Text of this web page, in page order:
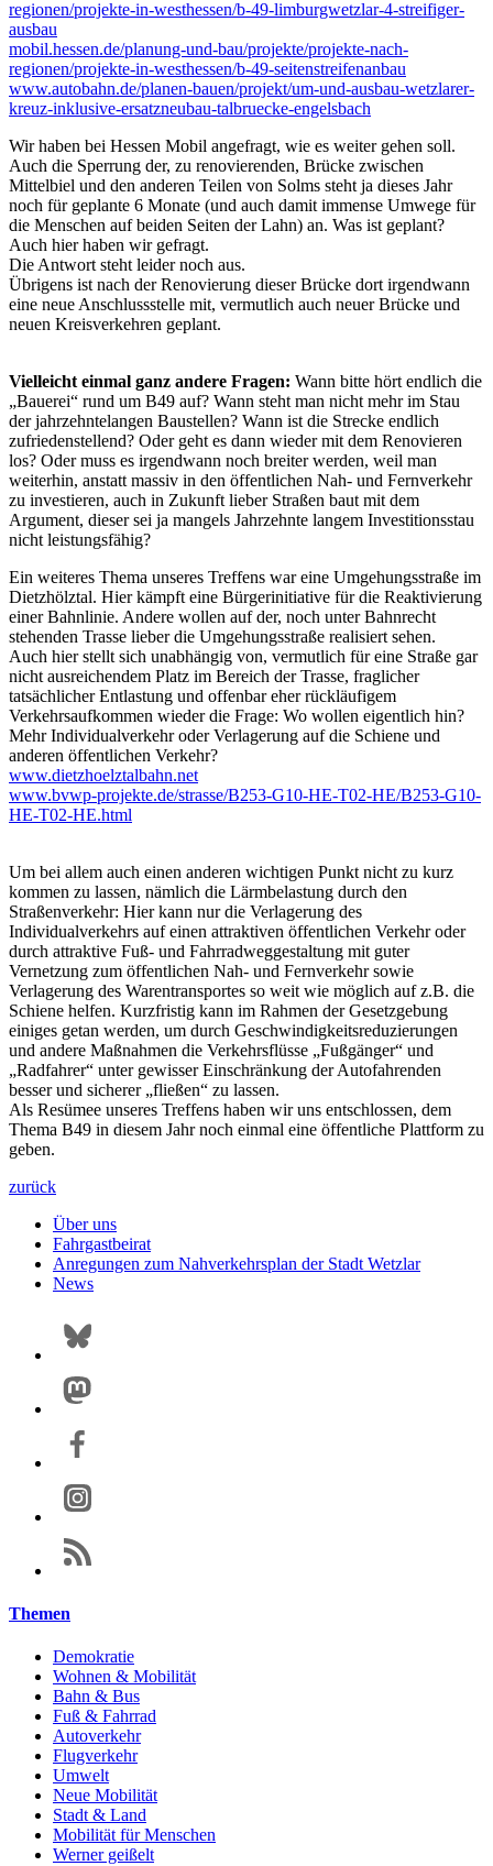
regionen/projekte-in-westhessen/b-49-limburgwetzlar-4-streifiger-
ausbau
mobil.hessen.de/planung-und-bau/projekte/projekte-nach-
regionen/projekte-in-westhessen/b-49-seitenstreifenanbau
www.autobahn.de/planen-bauen/projekt/um-und-ausbau-wetzlarer-
kreuz-inklusive-ersatzneubau-talbruecke-engelsbach
Wir haben bei Hessen Mobil angefragt, wie es weiter gehen soll.
Auch die Sperrung der, zu renovierenden, Brücke zwischen
Mittelbiel und den anderen Teilen von Solms steht ja dieses Jahr
noch für geplante 6 Monate (und auch damit immense Umwege für
die Menschen auf beiden Seiten der Lahn) an. Was ist geplant?
Auch hier haben wir gefragt.
Die Antwort steht leider noch aus.
Übrigens ist nach der Renovierung dieser Brücke dort irgendwann
eine neue Anschlussstelle mit, vermutlich auch neuer Brücke und
neuen Kreisverkehren geplant.
Vielleicht einmal ganz andere Fragen: Wann bitte hört endlich die
„Bauerei“ rund um B49 auf? Wann steht man nicht mehr im Stau
der jahrzehntelangen Baustellen? Wann ist die Strecke endlich
zufriedenstellend? Oder geht es dann wieder mit dem Renovieren
los? Oder muss es irgendwann noch breiter werden, weil man
weiterhin, anstatt massiv in den öffentlichen Nah- und Fernverkehr
zu investieren, auch in Zukunft lieber Straßen baut mit dem
Argument, dieser sei ja mangels Jahrzehnte langem Investitionsstau
nicht leistungsfähig?
Ein weiteres Thema unseres Treffens war eine Umgehungsstraße im
Dietzhölztal. Hier kämpft eine Bürgerinitiative für die Reaktivierung
einer Bahnlinie. Andere wollen auf der, noch unter Bahnrecht
stehenden Trasse lieber die Umgehungsstraße realisiert sehen.
Auch hier stellt sich unabhängig von, vermutlich für eine Straße gar
nicht ausreichendem Platz im Bereich der Trasse, fraglicher
tatsächlicher Entlastung und offenbar eher rückläufigem
Verkehrsaufkommen wieder die Frage: Wo wollen eigentlich hin?
Mehr Individualverkehr oder Verlagerung auf die Schiene und
anderen öffentlichen Verkehr?
www.dietzhoelztalbahn.net
www.bvwp-projekte.de/strasse/B253-G10-HE-T02-HE/B253-G10-
HE-T02-HE.html
Um bei allem auch einen anderen wichtigen Punkt nicht zu kurz
kommen zu lassen, nämlich die Lärmbelastung durch den
Straßenverkehr: Hier kann nur die Verlagerung des
Individualverkehrs auf einen attraktiven öffentlichen Verkehr oder
durch attraktive Fuß- und Fahrradweggestaltung mit guter
Vernetzung zum öffentlichen Nah- und Fernverkehr sowie
Verlagerung des Warentransportes so weit wie möglich auf z.B. die
Schiene helfen. Kurzfristig kann im Rahmen der Gesetzgebung
einiges getan werden, um durch Geschwindigkeitsreduzierungen
und andere Maßnahmen die Verkehrsflüsse „Fußgänger“ und
„Radfahrer“ unter gewisser Einschränkung der Autofahrenden
besser und sicherer „fließen“ zu lassen.
Als Resümee unseres Treffens haben wir uns entschlossen, dem
Thema B49 in diesem Jahr noch einmal eine öffentliche Plattform zu
geben.
zurück
Über uns
Fahrgastbeirat
Anregungen zum Nahverkehrsplan der Stadt Wetzlar
News
Themen
Demokratie
Wohnen & Mobilität
Bahn & Bus
Fuß & Fahrrad
Autoverkehr
Flugverkehr
Umwelt
Neue Mobilität
Stadt & Land
Mobilität für Menschen
Werner geißelt